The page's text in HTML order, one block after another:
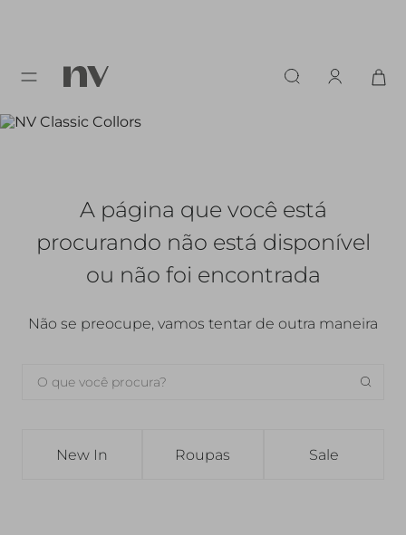
A página que você está
procurando não está disponível
ou não foi encontrada
Não se preocupe, vamos tentar de outra maneira
New In Roupas Sale